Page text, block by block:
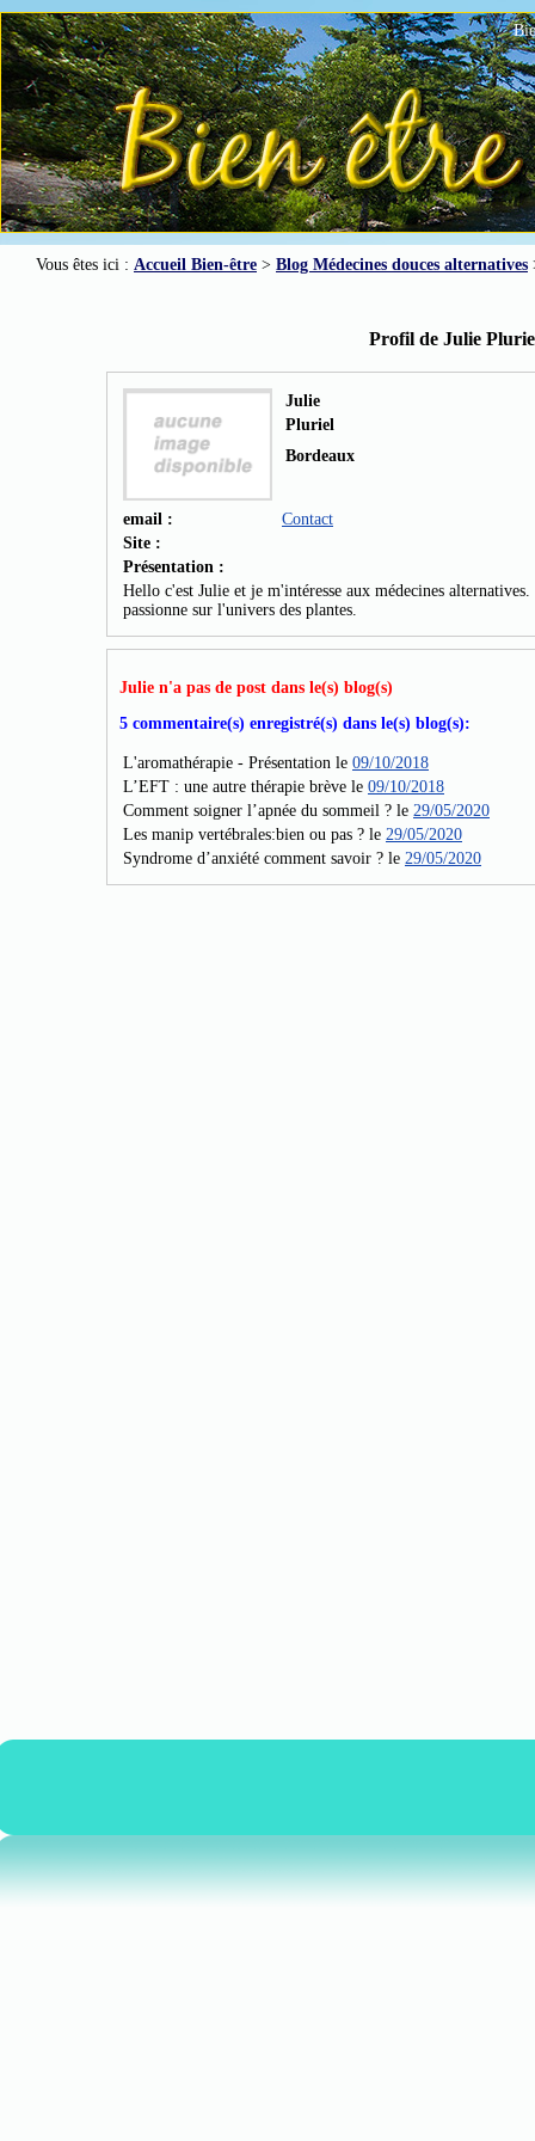
Vous êtes ici : Accueil Bien-être > Blog Médecines douces alternatives
Profil de Julie
Julie
Pluriel
Bordeaux
email :
Contact
Site :
Présentation :
Hello c'est Julie et je m'intéresse aux médecines
passionne sur l'univers des plantes.
Julie n'a pas de post dans le(s) blog(s)
5 commentaire(s) enregistré(s) dans le(s) blog(s):
L'aromathérapie - Présentation le 09/10/2018
L’EFT : une autre thérapie brève le 09/10/2018
Comment soigner l’apnée du sommeil ? le 29/05/2020
Les manip vertébrales:bien ou pas ? le 29/05/2020
Syndrome d’anxiété comment savoir ? le 29/05/2020